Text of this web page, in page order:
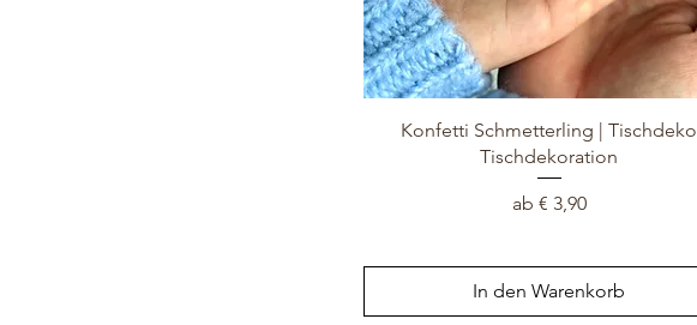
Konfetti Schmetterling | Tischdeko
Tischdekoration
ab € 3,90
Sale-Preis
In den Warenkorb